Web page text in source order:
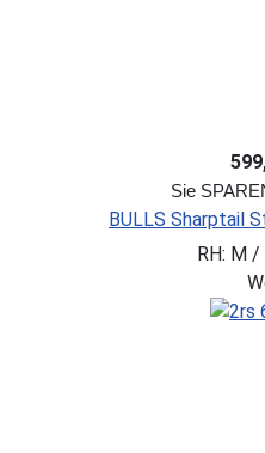
Sie
BULLS Sharptail
RH: M